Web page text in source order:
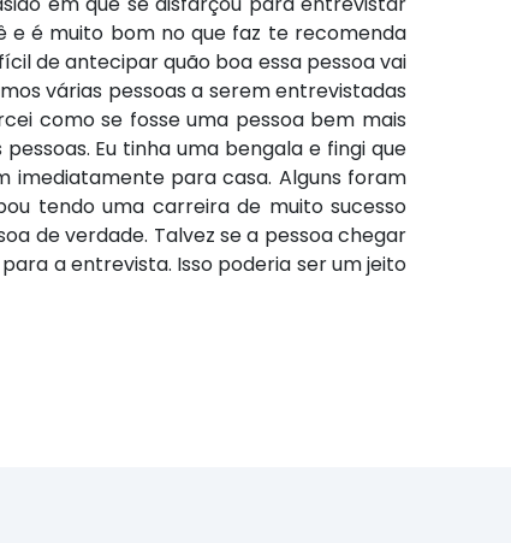
e é muito bom no que faz te recomenda
de antecipar quão boa essa pessoa vai
várias pessoas a serem entrevistadas
como se fosse uma pessoa bem mais
Eu tinha uma bengala e fingi que
imediatamente para casa. Alguns foram
tendo uma carreira de muito sucesso
de verdade. Talvez se a pessoa chegar
a entrevista. Isso poderia ser um jeito